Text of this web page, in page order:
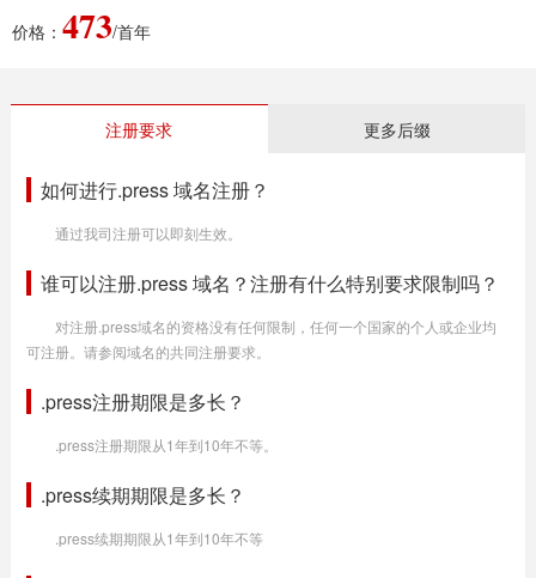
价格： 473/首年
注册要求 更多后缀
如何进行.press 域名注册？
通过我司注册可以即刻生效。
谁可以注册.press 域名？注册有什么特别要求限制吗？
对注册.press域名的资格没有任何限制，任何一个国家的个人或企业均
可注册。请参阅域名的共同注册要求。
.press注册期限是多长？
.press注册期限从1年到10年不等。
.press续期期限是多长？
.press续期期限从1年到10年不等